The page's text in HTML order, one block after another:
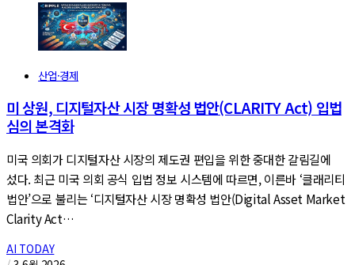
산업·경제
미 상원, 디지털자산 시장 명확성 법안(CLARITY Act) 입법
심의 본격화
미국 의회가 디지털자산 시장의 제도권 편입을 위한 중대한 갈림길에
섰다. 최근 미국 의회 공식 입법 정보 시스템에 따르면, 이른바 ‘클래리티
법안’으로 불리는 ‘디지털자산 시장 명확성 법안(Digital Asset Market
Clarity Act…
AI TODAY